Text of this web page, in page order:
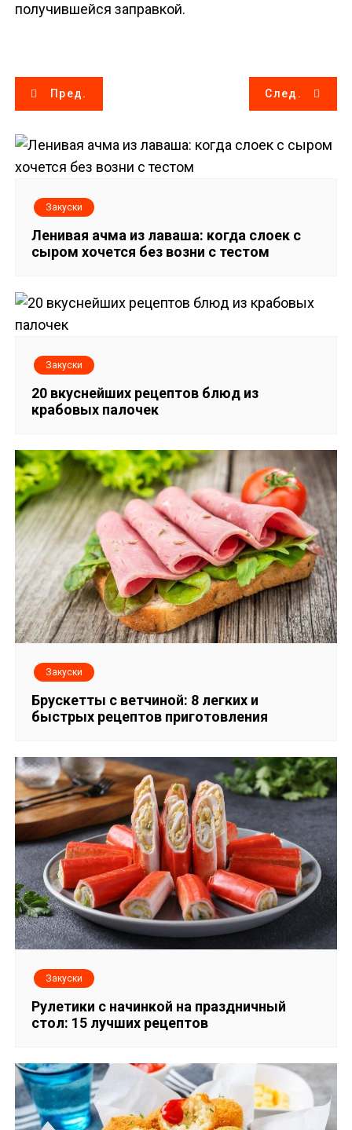
получившейся заправкой.
Н
а
в
ц
и
з
а
п
и
с
я
м
Пред. След.
Закуски
Ленивая ачма из лаваша: когда слоек с
сыром хочется без возни с тестом
Закуски
20 вкуснейших рецептов блюд из
крабовых палочек
Закуски
Брускетты с ветчиной: 8 легких и
быстрых рецептов приготовления
Закуски
Рулетики с начинкой на праздничный
стол: 15 лучших рецептов